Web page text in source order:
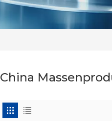
China